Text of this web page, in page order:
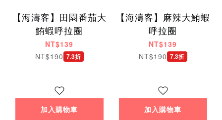
【海濤客】田園番茄大
鮪蝦呼拉圈
NT$139
NT$190 7.3折
加入購物車
【海濤客】麻辣大鮪蝦
呼拉圈
NT$139
NT$190 7.3折
加入購物車